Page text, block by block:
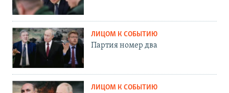
ЛИЦОМ К СОБЫТИЮ
Партия номер два
ЛИЦОМ К СОБЫТИЮ